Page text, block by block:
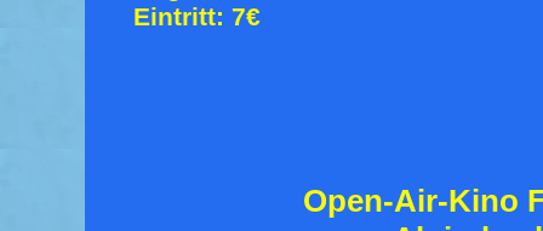
Eintritt: 7€
Open-Air-Kino